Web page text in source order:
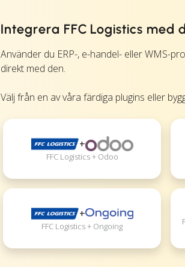
Integrera FFC Logistics
Använder du ERP-, e-handel- eller WMS-
direkt med den.
Välj från en av våra färdiga plugins eller
+
FFC Logistics + Odoo
+
FFC Logistics + Ongoing